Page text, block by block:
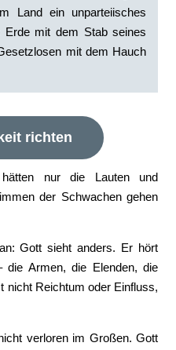
Land ein unparteiisches
mit dem Stab seines
mit dem Hauch
richten
nur die Lauten und
der Schwachen gehen
Gott sieht anders. Er hört
Armen, die Elenden, die
nicht Reichtum oder Einfluss,
verloren im Großen. Gott